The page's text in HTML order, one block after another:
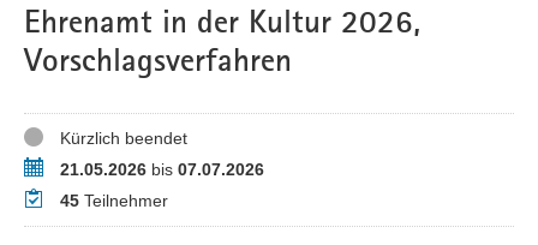
Ehrenamt in der Kultur 2026,
Vorschlagsverfahren
StatusKürzlich beendet
Zeitraum21.05.2026 bis 07.07.2026
Teilnehmer
45 Teilnehmer